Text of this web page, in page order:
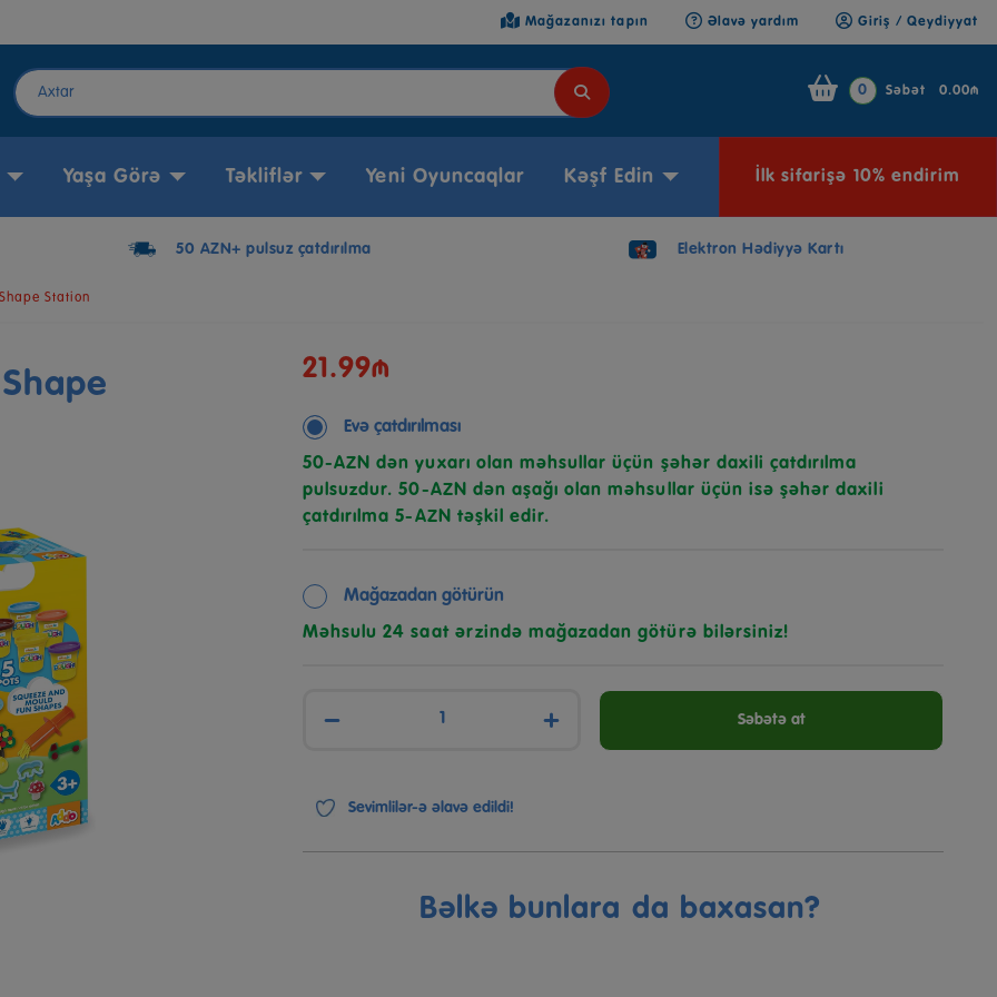
Mağazanızı tapın Əlavə yardım Giriş / Qeydiyyat
0 Səbət 0.00₼
Yaşa Görə Təkliflər Yeni Oyuncaqlar Kəşf Edin İlk sifarişə 10% endirim
50 AZN+ pulsuz çatdırılma Elektron Hədiyyə Kartı
Station
21.99₼
Evə çatdırılması
50-AZN dən yuxarı olan məhsullar üçün şəhər daxili çatdırılma
pulsuzdur. 50-AZN dən aşağı olan məhsullar üçün isə şəhər daxili
çatdırılma 5-AZN təşkil edir.
Mağazadan götürün
Məhsulu 24 saat ərzində mağazadan götürə bilərsiniz!
− + Səbətə at
Sevimlilər-ə əlavə edildi!
Bəlkə bunlara da baxasan?